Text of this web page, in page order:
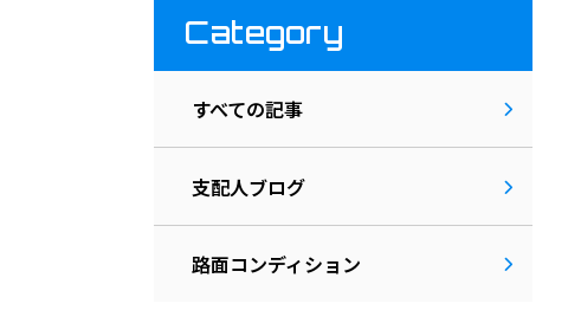
Category
すべての記事
支配人ブログ
路面コンディション